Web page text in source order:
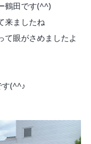
鶴田です(^^)
来ましたね
て眼がさめましたよ
(^^♪